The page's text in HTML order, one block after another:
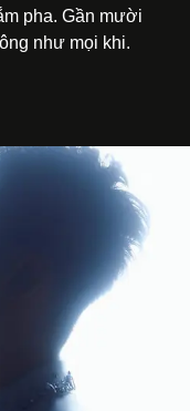
pha. Gần mười
như mọi khi.